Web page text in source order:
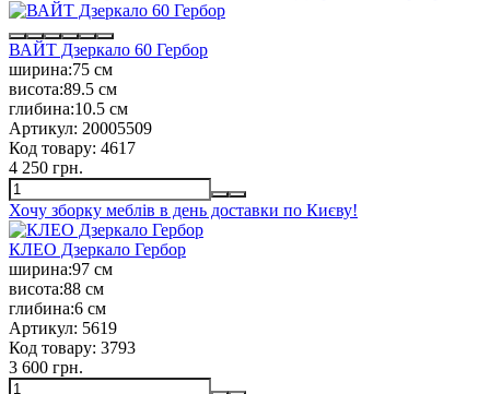
ВАЙТ Дзеркало 60 Гербор
ширина:75 см
висота:89.5 см
глибина:10.5 см
Артикул: 20005509
Код товару: 4617
4 250 грн.
Хочу зборку меблів в день доставки по Києву!
КЛЕО Дзеркало Гербор
ширина:97 см
висота:88 см
глибина:6 см
Артикул: 5619
Код товару: 3793
3 600 грн.